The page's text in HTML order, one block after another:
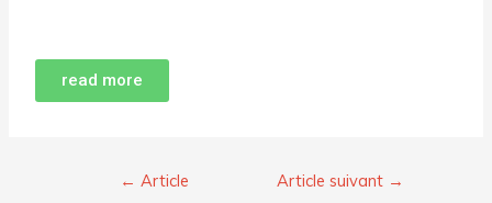
read more
← Article
Article suivant →